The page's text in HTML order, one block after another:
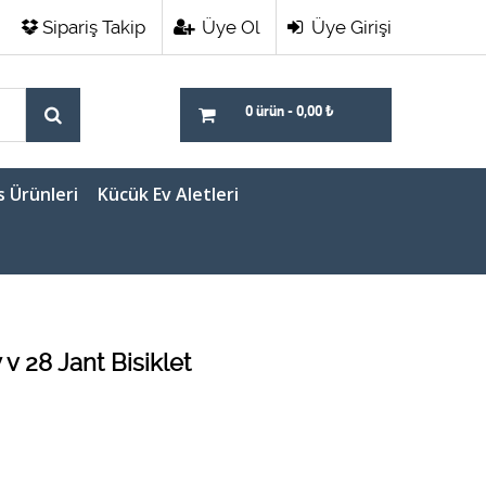
Üye Girişi
Üye Ol
Sipariş Takip
0 ürün - 0,00 ₺
Ürünleri Kücük Ev Aletleri
28 Jant Bisiklet